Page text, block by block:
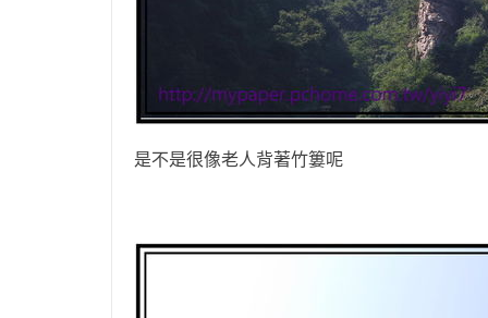
是不是很像老人背著竹簍呢